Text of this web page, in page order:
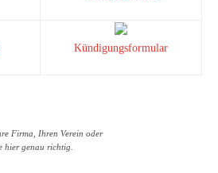
Kündigungsformular
Firma, Ihren Verein oder
hier genau richtig.